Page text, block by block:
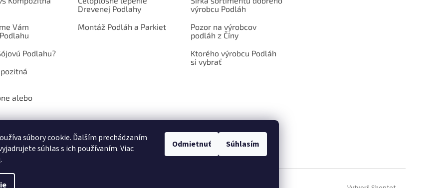
súbory cookie. Ďalším prechádzaním
súhlas s ich používaním. Viac
.
Odmietnuť Súhlasím
Vám
Podlahu?
alebo
Drevenej Podlahy
Montáž Podláh a Parkiet
výrobcu Podláh
Pozor na výrobcov
podláh z Číny
Ktorého výrobcu Podláh
si vybrať
PODMIENKY PODMIENKY OCHRANY OSOBNÝCH ÚDAJOV POŠLITE NÁM DOPYT